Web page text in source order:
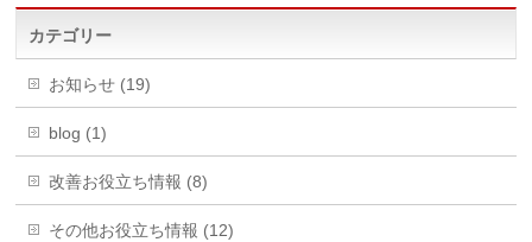
カテゴリー
お知らせ (19)
blog (1)
改善お役立ち情報 (8)
その他お役立ち情報 (12)